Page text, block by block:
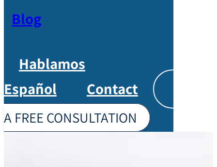
Blog
Hablamos
Español
Contact
A FREE CONSULTATION